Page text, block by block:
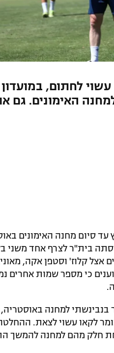
לחתום, במועדון
האימונים. גם
סיום מחנה האימונים
בית"ר לצרף אחד משני
אצל קלוז' וסטפן אקה,
כי מספר שמות אחרים
בנבינשתי למחנה
לקאו עשוי לצאת.
חלק מהם למחנה להמשך